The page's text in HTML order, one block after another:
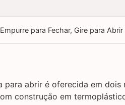
para Fechar, Gire para Abrir
abrir é oferecida em dois
construção em